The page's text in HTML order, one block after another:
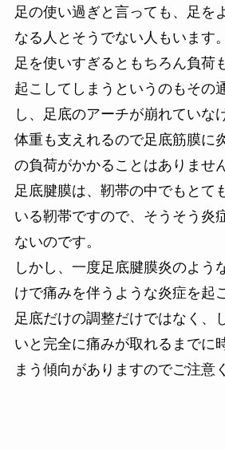
足の使い過ぎと言っても、足を
なる人とそうでない人もいます。
足を使いすぎるともちろん負荷
起こしてしまうというのもその
し、足底のアーチが崩れていな
体重も支えれるので足底筋膜に
の負荷がかかることはありません
足底腱膜は、靭帯の中でもとて
いる靭帯ですので、そうそう炎
ないのです。
しかし、一度足底腱膜炎のよう
けで痛みを伴うような炎症を起
足底だけの調整だけではなく、
いと完全に痛みが取れるまでに
まう傾向がありますのでご注意